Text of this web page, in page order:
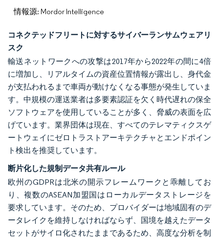
情報源: Mordor Intelligence
コネクテッドフリートに対するサイバーランサムウェアリ
スク
輸送ネットワークへの攻撃は2017年から2022年の間に4倍
に増加し、リアルタイムの資産位置情報が露出し、身代金
が支払われるまで車両が動けなくなる事態が発生していま
す。中規模の運送業者は多要素認証を欠く時代遅れの保全
ソフトウェアを使用していることが多く、脅威の表面を広
げています。業界団体は現在、すべてのテレマティクスゲ
ートウェイにゼロトラストアーキテクチャとエンドポイン
ト検出を推奨しています。
断片化した規制データ共有ルール
欧州のGDPRは北米の開示フレームワークと乖離してお
り、複数のASEAN加盟国はローカルデータストレージを
要求しています。そのため、プロバイダーは地域固有のデ
ータレイクを維持しなければならず、国境を越えたデータ
セットがサイロ化されたままであるため、高度な分析を制